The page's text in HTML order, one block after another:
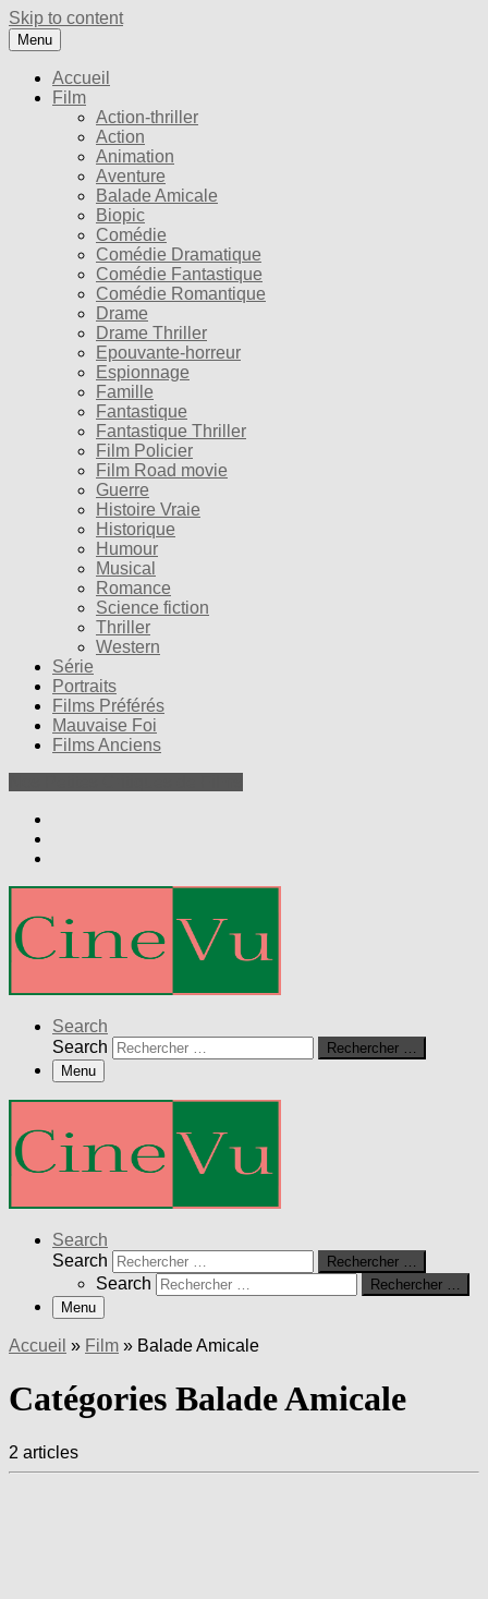
Skip to content
Menu
Accueil
Film
Action-thriller
Action
Animation
Aventure
Balade Amicale
Biopic
Comédie
Comédie Dramatique
Comédie Fantastique
Comédie Romantique
Drame
Drame Thriller
Epouvante-horreur
Espionnage
Famille
Fantastique
Fantastique Thriller
Film Policier
Film Road movie
Guerre
Histoire Vraie
Historique
Humour
Musical
Romance
Science fiction
Thriller
Western
Série
Portraits
Films Préférés
Mauvaise Foi
Films Anciens
Search
Search
Rechercher …
Menu
Search
Search
Rechercher …
Search
Rechercher …
Menu
Accueil » Film » Balade Amicale
Catégories Balade Amicale
2 articles